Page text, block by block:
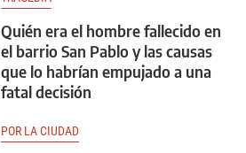
Quién era el hombre fallecido en
el barrio San Pablo y las causas
que lo habrían empujado a una
fatal decisión
POR LA CIUDAD